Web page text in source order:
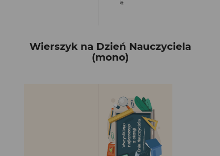
Wierszyk na Dzień Nauczyciela
(mono)